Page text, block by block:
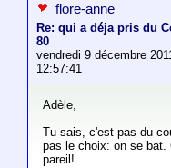
flore-anne
Re: qui a déja pris du
80
vendredi 9 décembre
12:57:41
Adèle,
Tu sais, c'est pas du
pas le choix: on se bat.
pareil!